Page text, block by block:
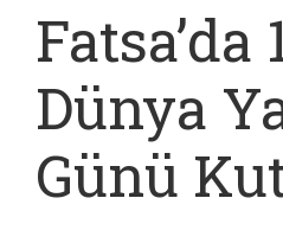
Dünya
Günü